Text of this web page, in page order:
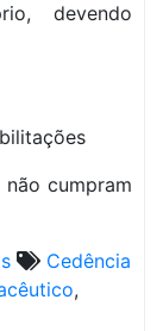
devendo
cumpram
Cedência
,